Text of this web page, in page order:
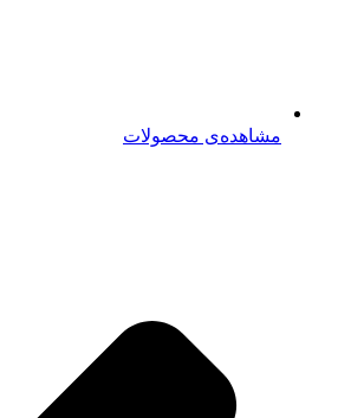
مشاهده‌ی محصولات